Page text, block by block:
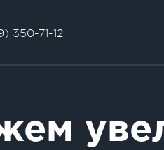
350-71-12